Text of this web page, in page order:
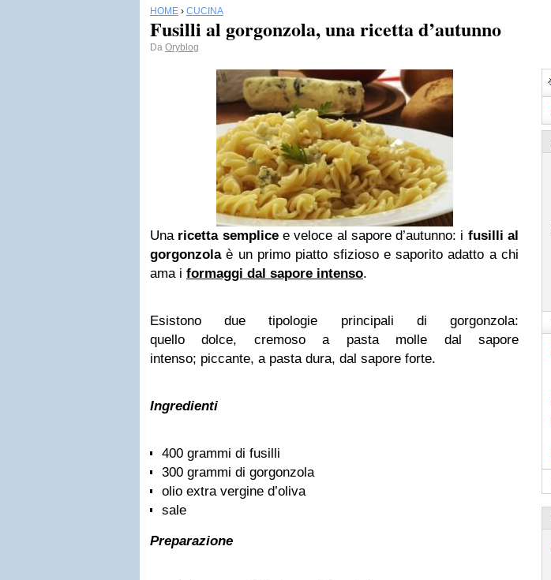
HOME › CUCINA
Fusilli al gorgonzola, una ricetta d’autunno
Da Oryblog
Una ricetta semplicee veloce al sapore d’autunno: i fusilli al
gorgonzolaè un primo piatto sfizioso e saporito adatto a chi
ama i formaggi dal sapore intenso.
Esistono due tipologie principali di gorgonzola:
quello dolce, cremoso a pasta molle dal sapore
intenso; piccante, a pasta dura, dal sapore forte.
Ingredienti
400 grammi di fusilli
300 grammi di gorgonzola
olio extra vergine d’oliva
sale
Preparazione